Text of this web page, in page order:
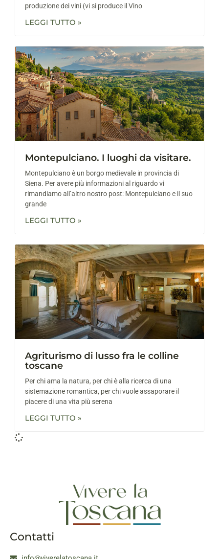
produzione dei vini (vi si produce il Vino
LEGGI TUTTO »
Montepulciano. I luoghi da visitare.
Montepulciano è un borgo medievale in provincia di
Siena. Per avere più informazioni al riguardo vi
rimandiamo all’altro nostro post: Montepulciano e il suo
grande
LEGGI TUTTO »
Agriturismo di lusso fra le colline
toscane
Per chi ama la natura, per chi è alla ricerca di una
sistemazione romantica, per chi vuole assaporare il
piacere di una vita più serena
LEGGI TUTTO »
Contatti